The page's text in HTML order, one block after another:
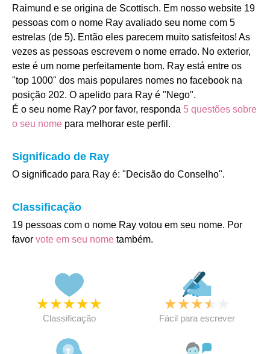
Raimund e se origina de Scottisch. Em nosso website 19
pessoas com o nome Ray avaliado seu nome com 5
estrelas (de 5). Então eles parecem muito satisfeitos! As
vezes as pessoas escrevem o nome errado. No exterior,
este é um nome perfeitamente bom. Ray está entre os
"top 1000" dos mais populares nomes no facebook na
posição 202. O apelido para Ray é "Nego".
É o seu nome Ray? por favor, responda 5 questões sobre
o seu nome para melhorar este perfil.
Significado de Ray
O significado para Ray é: "Decisão do Conselho".
Classificação
19 pessoas com o nome Ray votou em seu nome. Por
favor vote em seu nome também.
★★★★★
Classificação
★★★★
Fácil para escrever